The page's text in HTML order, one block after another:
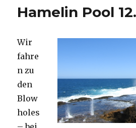
Hamelin Pool
Wir
fahre
n zu
den
Blow
holes